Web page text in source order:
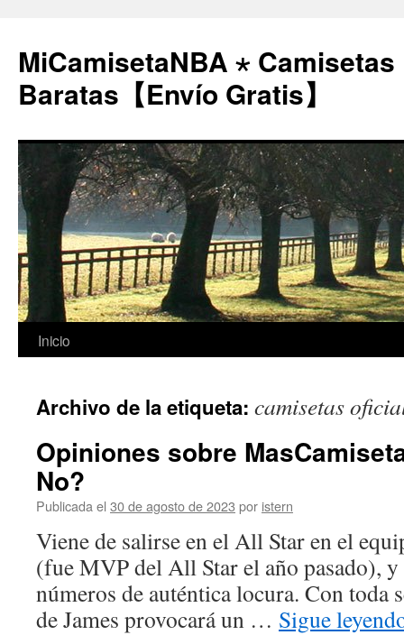
MiCamisetaNBA ⋆ Camisetas
Baratas【Envío Gratis】
Saltar
contenido
Inicio
Archivo de la etiqueta: camisetas
Opiniones sobre
No?
Publicada el 30 de agosto de 2023 por istern
Viene de salirse en el All Star en el
(fue MVP del All Star el año pasado), y
números de auténtica locura. Con toda
de James provocará un … Sigue